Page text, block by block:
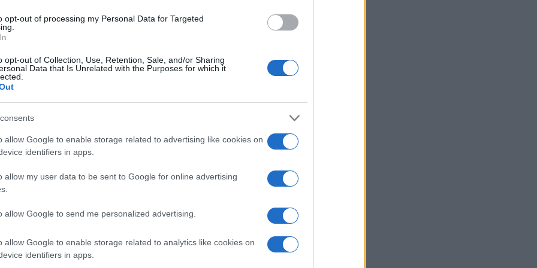
opt-out of processing my Personal Data for Targeted
opt-out of Collection, Use, Retention, Sale, and/or Sharing
Data that Is Unrelated with the Purposes for which it
allow Google to enable storage related to advertising like cookies on
identifiers in apps.
allow my user data to be sent to Google for online advertising
allow Google to send me personalized advertising.
allow Google to enable storage related to analytics like cookies on
identifiers in apps.
sprožilo skupaj s Hrvaškim zavodom za javno zdravje, saj
vsi otoki vključeni v županije, v katerih ležijo,
v županijah, so sporočili z ministrstva.
turistom kmalu ob epidemioloških razmerah po
na otokih. Na tej spletni stranibodo zbrani tudi podatki o
kopenskih, morskih in letalskih povezavah z otoki,
kako lahko pridejo do posameznega otoka.
za turizem Nikolina Brnjacje izpostavila izredno velik
turističnih nočitev beležijo na otokih, bivanje turistov na njih
na kopnem, še poroča Hina.